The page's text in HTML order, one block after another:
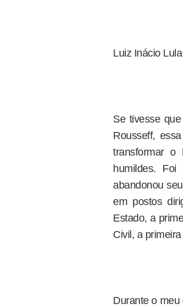
Luiz Inácio
Se tivesse
Rousseff,
transformar o
humildes.
abandonou
em postos
Estado, a
Civil, a
Durante o